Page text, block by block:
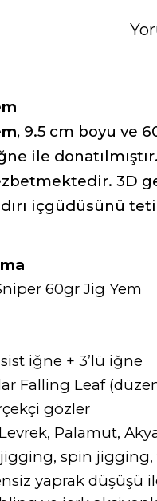
, 9.5 cm boyu ve
ile
içgüdüsünü
60gr Jig Yem
iğne + 3’lü iğne
Falling Leaf
gözler
Palamut,
spin jigging,
yaprak düşüşü